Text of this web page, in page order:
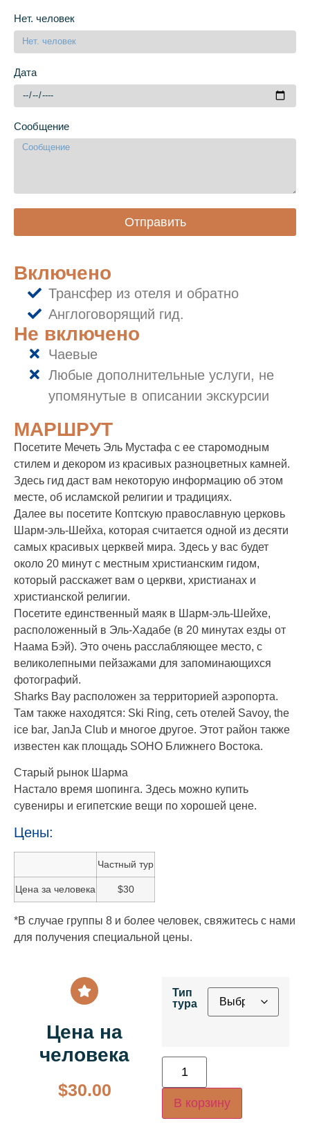
Нет. человек
Дата
Сообщение
Отправить
Включено
Трансфер из отеля и обратно
Англоговорящий гид.
Не включено
Чаевые
Любые дополнительные услуги, не
упомянутые в описании экскурсии
МАРШРУТ
Посетите Мечеть Эль Мустафа с ее старомодным
стилем и декором из красивых разноцветных камней.
Здесь гид даст вам некоторую информацию об этом
месте, об исламской религии и традициях.
Далее вы посетите Коптскую православную церковь
Шарм-эль-Шейха, которая считается одной из десяти
самых красивых церквей мира. Здесь у вас будет
около 20 минут с местным христианским гидом,
который расскажет вам о церкви, христианах и
христианской религии.
Посетите единственный маяк в Шарм-эль-Шейхе,
расположенный в Эль-Хадабе (в 20 минутах езды от
Наама Бэй). Это очень расслабляющее место, с
великолепными пейзажами для запоминающихся
фотографий.
Sharks Bay расположен за территорией аэропорта.
Там также находятся: Ski Ring, сеть отелей Savoy, the
ice bar, JanJa Club и многое другое. Этот район также
известен как площадь SOHO Ближнего Востока.
Старый рынок Шарма
Настало время шопинга. Здесь можно купить
сувениры и египетские вещи по хорошей цене.
Цены:
Частный тур
Цена за человека $30
*В случае группы 8 и более человек, свяжитесь с нами
для получения специальной цены.
Цена на
человека
$30.00
Тип
тура
В корзину